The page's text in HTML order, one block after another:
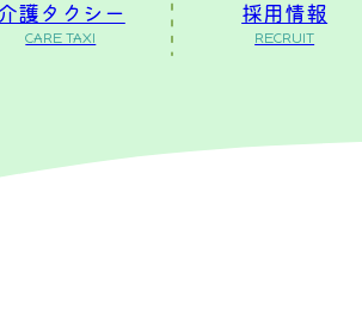
護タクシー 採用情報